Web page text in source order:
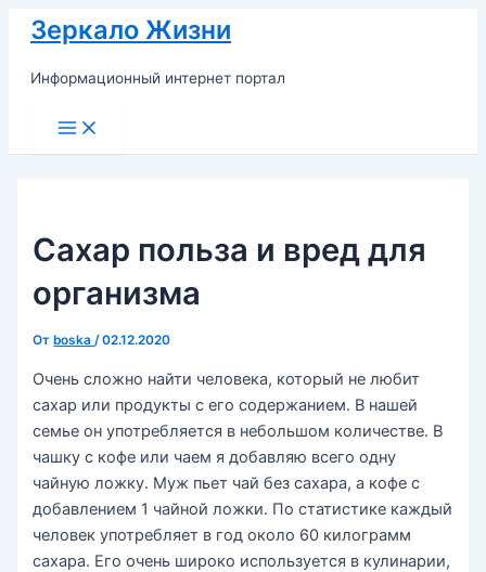
Перейти
содержимому
Зеркало Жизни
Информационный интернет портал
Main
Menu
Сахар польза и вред для
организма
От boska/02.12.2020
Очень сложно найти человека, который не любит
сахар или продукты с его содержанием. В нашей
семье он употребляется в небольшом количестве. В
чашку с кофе или чаем я добавляю всего одну
чайную ложку. Муж пьет чай без сахара, а кофе с
добавлением 1 чайной ложки. По статистике каждый
человек употребляет в год около 60 килограмм
сахара. Его очень широко используется в кулинарии,